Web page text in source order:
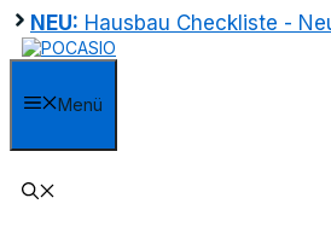
Zum
Inhalt
springen
NEU: Hausbau Checkliste -
Menü